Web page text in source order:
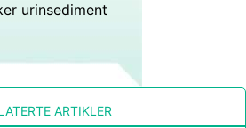
urinsediment
ARTIKLER